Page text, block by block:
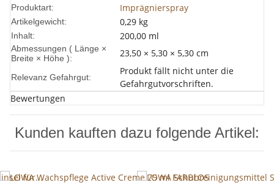
Produktart: Imprägnierspray
Artikelgewicht: 0,29 kg
Inhalt: 200,00 ml
Abmessungen ( Länge ×
Breite × Höhe ):
23,50 × 5,30 × 5,30 cm
Relevanz Gefahrgut:
Produkt fällt nicht unter die
Gefahrgutvorschriften.
Bewertungen
Kunden kauften dazu folgende Artikel: